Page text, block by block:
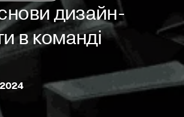
дизайн-
в команді